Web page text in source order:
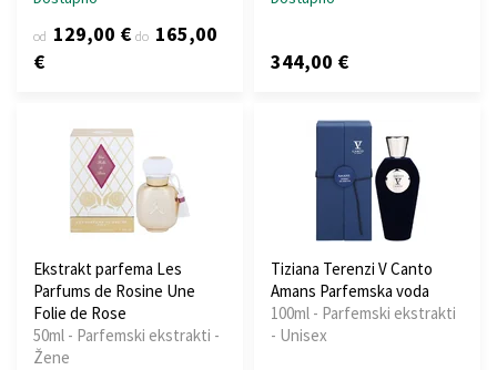
od 129,00 € do 165,00
€
344,00 €
Ekstrakt parfema Les
Parfums de Rosine Une
Folie de Rose
50ml - Parfemski ekstrakti -
Žene
Tiziana Terenzi V Canto
Amans Parfemska voda
100ml - Parfemski ekstrakti
- Unisex